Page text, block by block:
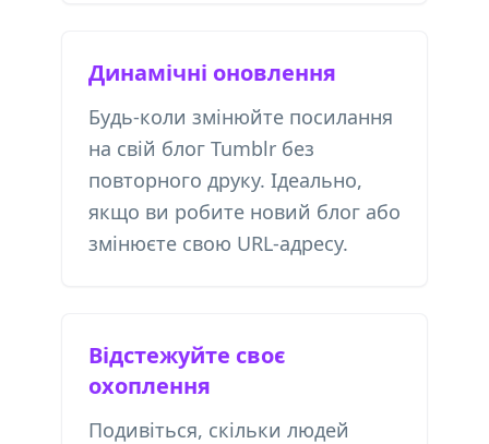
Динамічні оновлення
Будь-коли змінюйте посилання
на свій блог Tumblr без
повторного друку. Ідеально,
якщо ви робите новий блог або
змінюєте свою URL-адресу.
Відстежуйте своє
охоплення
Подивіться, скільки людей